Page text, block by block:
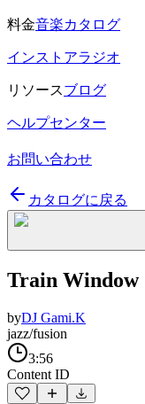
料金音楽カタログ
インストアラジオ
リソースブログ
ヘルプセンター
お問い合わせ
カタログに戻る
Train Window
byDJ Gami.K
jazz/fusion
3:56
Content ID